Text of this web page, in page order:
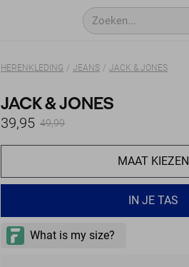
HERENKLEDING JEANS JACK & JONES
JACK & JONES
39,95 49,99
MAAT KIEZEN
- LEVERTIJD 2-5 DAGEN
IN JE TAS